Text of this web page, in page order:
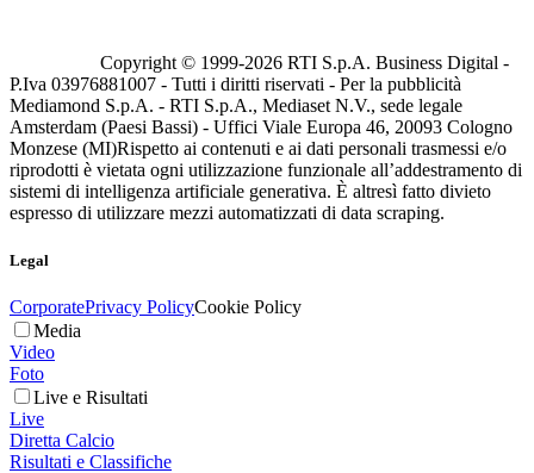
Copyright © 1999-2026 RTI S.p.A. Business Digital -
P.Iva 03976881007 - Tutti i diritti riservati - Per la pubblicità
Mediamond S.p.A. - RTI S.p.A., Mediaset N.V., sede legale
Amsterdam (Paesi Bassi) - Uffici Viale Europa 46, 20093 Cologno
Monzese (MI)Rispetto ai contenuti e ai dati personali trasmessi e/o
riprodotti è vietata ogni utilizzazione funzionale all’addestramento di
sistemi di intelligenza artificiale generativa. È altresì fatto divieto
espresso di utilizzare mezzi automatizzati di data scraping.
Legal
CorporatePrivacy PolicyCookie Policy
Media
Video
Foto
Live e Risultati
Live
Diretta Calcio
Risultati e Classifiche